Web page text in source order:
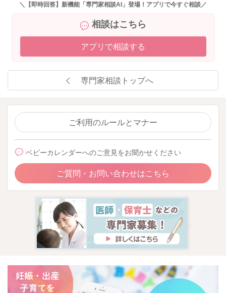
＼【即時回答】新機能「専門家相談AI」登場！アプリで今すぐ相談／
相談はこちら
アプリで相談する
専門家相談トップへ
ご利用のルールとマナー
ベビーカレンダーへのご意見をお聞かせください
ご質問・お問い合わせはこちら